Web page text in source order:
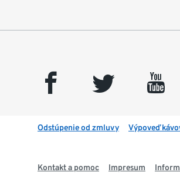
facebook twitter youtube
Odstúpenie od zmluvy Výpoveď
Kontakt a pomoc Impresum